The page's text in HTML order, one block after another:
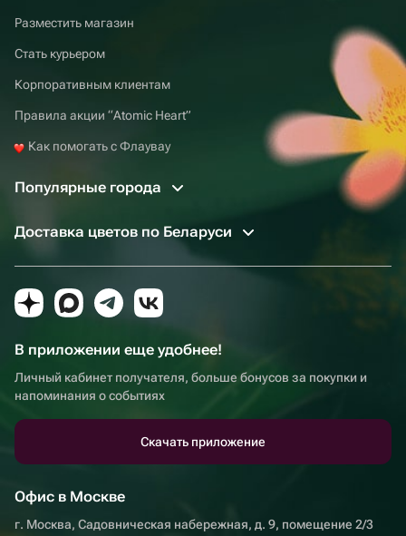
Разместить магазин
Стать курьером
Корпоративным клиентам
Правила акции “Atomic Heart”
Как помогать с Флаувау
Популярные города
Доставка цветов по Беларуси
В приложении еще удобнее!
Личный кабинет получателя, больше бонусов за покупки и
напоминания о событиях
Скачать приложение
Офис в Москве
г. Москва, Садовническая набережная, д. 9, помещение 2/3